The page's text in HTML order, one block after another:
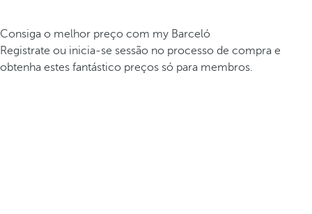
Consiga o melhor preço com my Barceló
Registrate ou inicia-se sessão no processo de compra e
obtenha estes fantástico preços só para membros.